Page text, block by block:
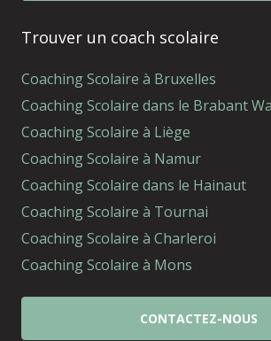
Trouver un coach scolaire
Coaching Scolaire à Bruxelles
Coaching Scolaire dans le Brabant
Coaching Scolaire à Liège
Coaching Scolaire à Namur
Coaching Scolaire dans le Hainaut
Coaching Scolaire à Tournai
Coaching Scolaire à Charleroi
Coaching Scolaire à Mons
CONTACTEZ-NOUS